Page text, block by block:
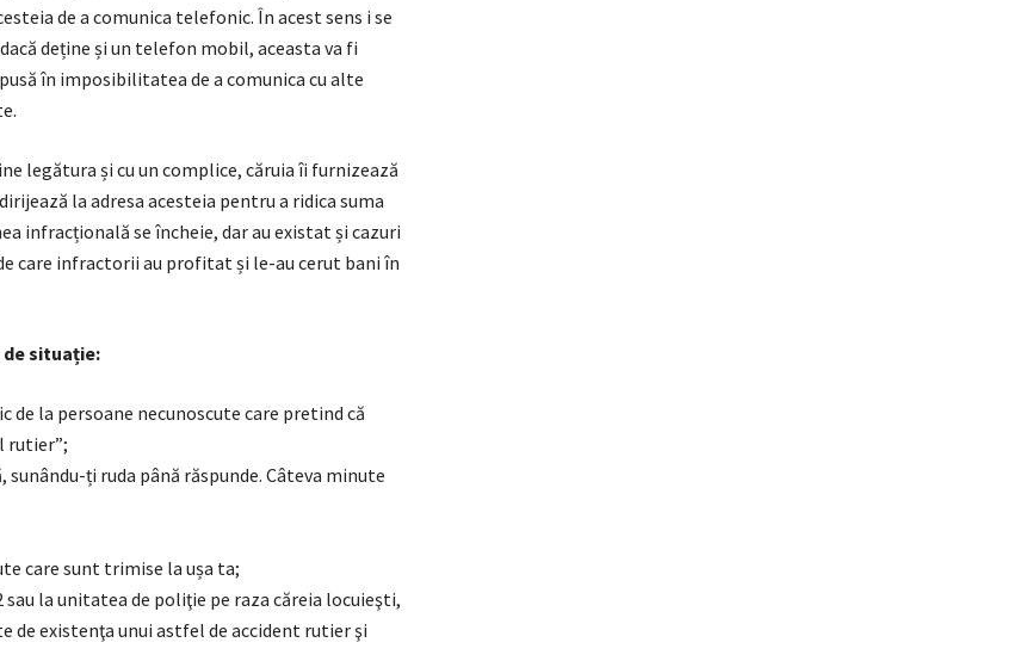
de a comunica telefonic. În acest sens i se
deține și un telefon mobil, aceasta va fi
în imposibilitatea de a comunica cu alte
legătura și cu un complice, căruia îi furnizează
la adresa acesteia pentru a ridica suma
infracțională se încheie, dar au existat și cazuri
care infractorii au profitat și le-au cerut bani în
situație:
la persoane necunoscute care pretind că
rutier”;
sunându-ți ruda până răspunde. Câteva minute
care sunt trimise la ușa ta;
la unitatea de poliţie pe raza căreia locuieşti,
de existenţa unui astfel de accident rutier şi